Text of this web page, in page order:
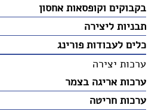
בקבוקים וקופסאות אחסון
תבניות ליצירה
כלים לעבודות פורינג
ערכות יצירה
ערכות אריגה בצמר
ערכות חריטה